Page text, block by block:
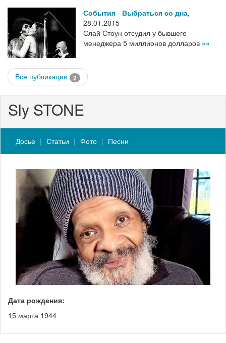
События - Выбраться со дна,
28.01.2015
Слай Стоун отсудил у бывшего
менеджера 5 миллионов долларов »»
Все публикации 2
Sly STONE
Досье Статьи Фото Песни
Дата рождения:
15 марта 1944